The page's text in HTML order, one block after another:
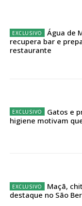
Edição em
Acesso ao
Acesso aos
Água de
recupera bar e
restaurante
Gatos e
higiene motivam
Maçã,
destaque no São